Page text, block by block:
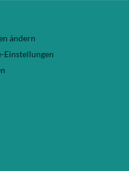
ändern
Einstellungen